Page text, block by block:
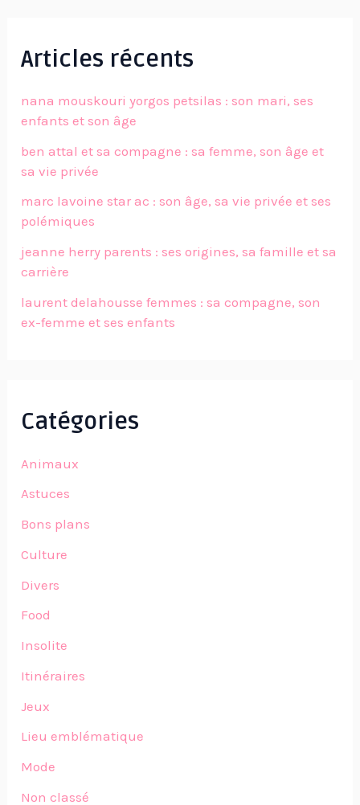
Articles récents
nana mouskouri yorgos petsilas : son mari, ses
enfants et son âge
ben attal et sa compagne : sa femme, son âge et
sa vie privée
marc lavoine star ac : son âge, sa vie privée et ses
polémiques
jeanne herry parents : ses origines, sa famille et sa
carrière
laurent delahousse femmes : sa compagne, son
ex-femme et ses enfants
Catégories
Animaux
Astuces
Bons plans
Culture
Divers
Food
Insolite
Itinéraires
Jeux
Lieu emblématique
Mode
Non classé